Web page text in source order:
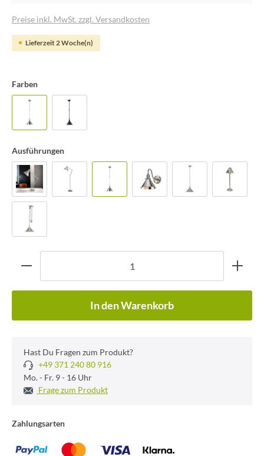
Preise inkl. MwSt. zzgl. Versandkosten
Lieferzeit 2 Woche(n)
Farben
Ausführungen
In den Warenkorb
Hast Du Fragen zum Produkt?
+49 371 240 80 916
Mo. - Fr. 9 - 16 Uhr
Frage zum Produkt
Zahlungsarten